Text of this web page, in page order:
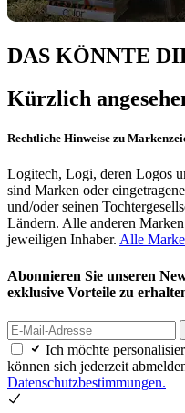
DAS KÖNNTE
Kürzlich
Rechtliche Hinweise zu
Logitech, Logi, deren Logos
sind Marken oder
und/oder seinen
Ländern. Alle anderen
jeweiligen Inhaber. Alle
Abonnieren Sie unseren
exklusive Vorteile zu
Ich möchte
können sich jederzeit
Datenschutzbestimmungen.